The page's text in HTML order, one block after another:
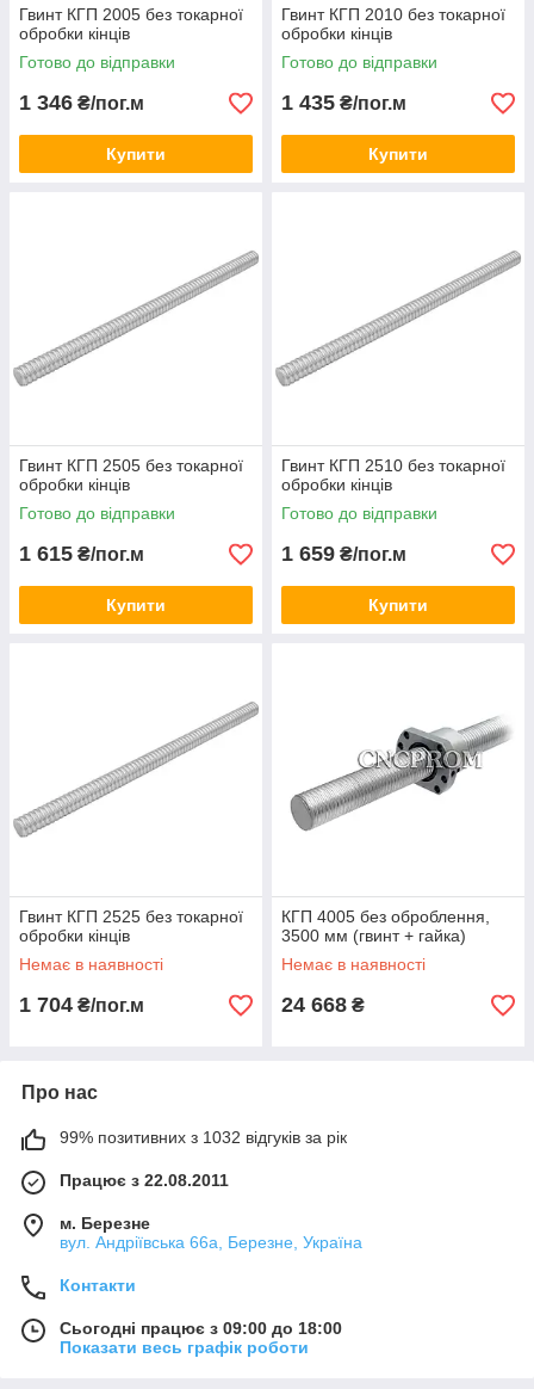
Гвинт КГП 2005 без токарної
обробки кінців
Готово до відправки
1 346 ₴/пог.м
Купити
Гвинт КГП 2010 без токарної
обробки кінців
Готово до відправки
1 435 ₴/пог.м
Купити
Гвинт КГП 2505 без токарної
обробки кінців
Готово до відправки
1 615 ₴/пог.м
Купити
Гвинт КГП 2510 без токарної
обробки кінців
Готово до відправки
1 659 ₴/пог.м
Купити
Гвинт КГП 2525 без токарної
обробки кінців
Немає в наявності
1 704 ₴/пог.м
КГП 4005 без оброблення,
3500 мм (гвинт + гайка)
Немає в наявності
24 668 ₴
Про нас
99% позитивних з 1032 відгуків за рік
Працює з 22.08.2011
м. Березне
вул. Андріївська 66а, Березне, Україна
Контакти
Сьогодні працює з 09:00 до 18:00
Показати весь графік роботи